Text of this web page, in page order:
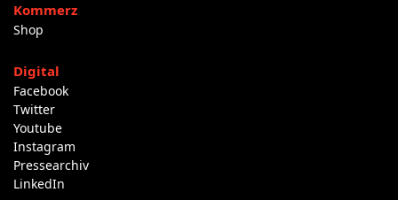
Kommerz
Shop
Digital
Facebook
Twitter
Youtube
Instagram
Pressearchiv
LinkedIn